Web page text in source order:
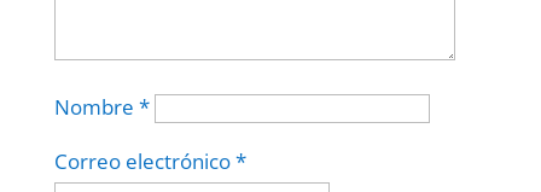
Nombre *
Correo electrónico*